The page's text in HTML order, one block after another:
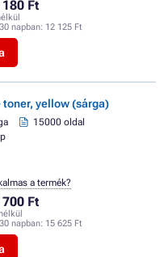
180 Ft
napban: 12 125 Ft
toner, yellow (sárga)
15000 oldal
700 Ft
napban: 15 625 Ft
a termék?